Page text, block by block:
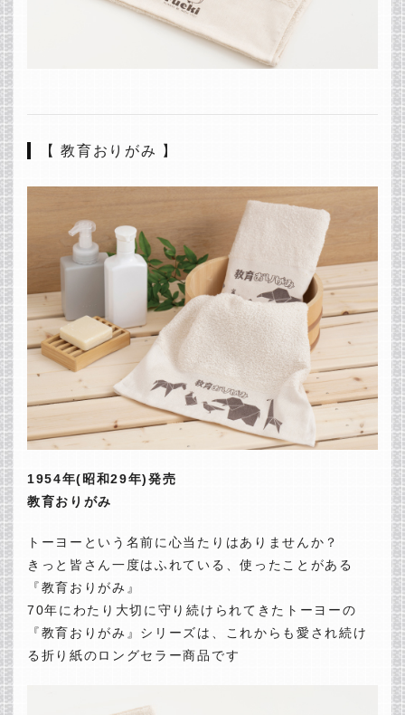
【 教育おりがみ 】
1954年(昭和29年)発売
教育おりがみ
トーヨーという名前に心当たりはありませんか？
きっと皆さん一度はふれている、使ったことがある
『教育おりがみ』
70年にわたり大切に守り続けられてきたトーヨーの
『教育おりがみ』シリーズは、これからも愛され続け
る折り紙のロングセラー商品です